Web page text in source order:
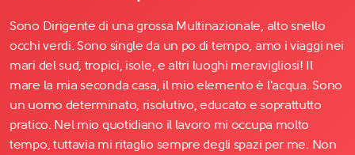
Sono Dirigente di una grossa Multinazionale, alto snello
occhi verdi. Sono single da un po di tempo, amo i viaggi nei
mari del sud, tropici, isole, e altri luoghi meravigliosi! Il
mare la mia seconda casa, il mio elemento è l'acqua. Sono
un uomo determinato, risolutivo, educato e soprattutto
pratico. Nel mio quotidiano il lavoro mi occupa molto
tempo, tuttavia mi ritaglio sempre degli spazi per me. Non